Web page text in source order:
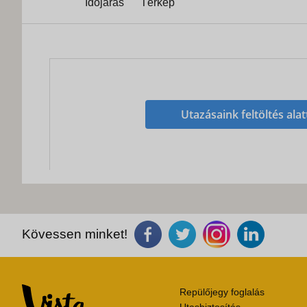
Időjárás Térkép
Utazásaink feltöltés
Kövessen minket!
Repülőjegy foglalás